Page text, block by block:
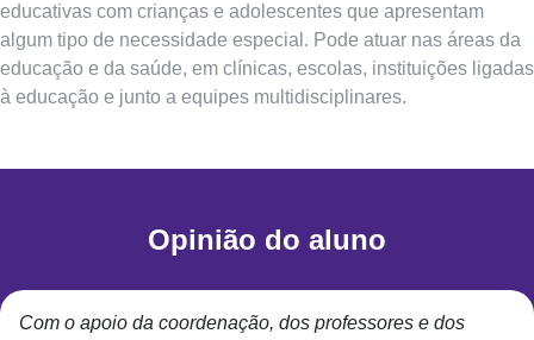
educativas com crianças e adolescentes que apresentam
algum tipo de necessidade especial. Pode atuar nas áreas da
educação e da saúde, em clínicas, escolas, instituições ligadas
à educação e junto a equipes multidisciplinares.
Opinião do aluno
Com o apoio da coordenação, dos professores e dos